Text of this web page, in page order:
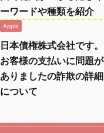
ーワードや種類を紹介
Apple
日本債権株式会社です。
お客様の支払いに問題が
ありましたの詐欺の詳細
について